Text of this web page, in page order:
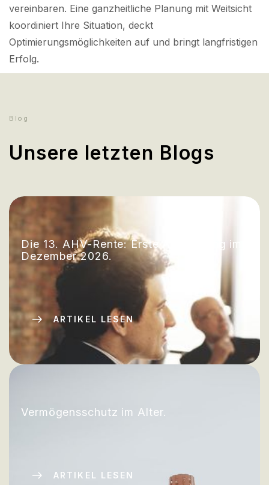
vereinbaren. Eine ganzheitliche Planung mit Weitsicht
koordiniert Ihre Situation, deckt
Optimierungsmöglichkeiten auf und bringt langfristigen
Erfolg.
Blog
Unsere letzten Blogs
Die 13. AHV-Rente: Erste Auszahlung im
Dezember 2026.
ARTIKEL LESEN
Vermögensschutz im Alter.
ARTIKEL LESEN